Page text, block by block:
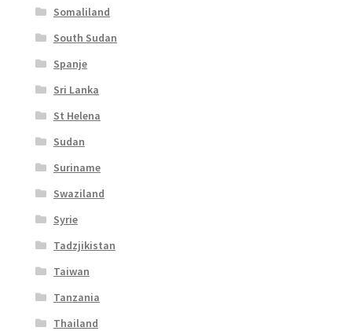
Somaliland
South Sudan
Spanje
Sri Lanka
St Helena
Sudan
Suriname
Swaziland
Syrie
Tadzjikistan
Taiwan
Tanzania
Thailand